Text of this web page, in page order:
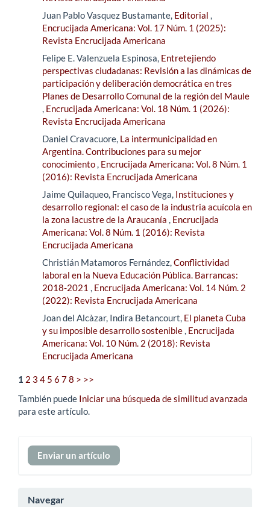
Juan Pablo Vasquez Bustamante, Editorial ,
Encrucijada Americana: Vol. 17 Núm. 1 (2025):
Revista Encrucijada Americana
Felipe E. Valenzuela Espinosa, Entretejiendo
perspectivas ciudadanas: Revisión a las dinámicas de
participación y deliberación democrática en tres
Planes de Desarrollo Comunal de la región del Maule
, Encrucijada Americana: Vol. 18 Núm. 1 (2026):
Revista Encrucijada Americana
Daniel Cravacuore, La intermunicipalidad en
Argentina. Contribuciones para su mejor
conocimiento, Encrucijada Americana: Vol. 8 Núm. 1
(2016): Revista Encrucijada Americana
Jaime Quilaqueo, Francisco Vega, Instituciones y
desarrollo regional: el caso de la industria acuícola en
la zona lacustre de la Araucanía , Encrucijada
Americana: Vol. 8 Núm. 1 (2016): Revista
Encrucijada Americana
Christián Matamoros Fernández,Conflictividad
laboral en la Nueva Educación Pública. Barrancas:
2018-2021 , Encrucijada Americana: Vol. 14 Núm. 2
(2022): Revista Encrucijada Americana
Joan del Alcàzar, Indira Betancourt, El planeta Cuba
y su imposible desarrollo sostenible, Encrucijada
Americana: Vol. 10 Núm. 2 (2018): Revista
Encrucijada Americana
1 2 3 4 5 6 78 > >>
También puede Iniciar una búsqueda de similitud avanzada
para este artículo.
Enviar
un
Enviar un artículo
Navegar